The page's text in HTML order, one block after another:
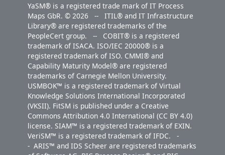
YaSM® is a registered trade mark of IT Process
Maps GbR. © 2026 -- ITIL® and IT Infrastructure
Library® are registered trademarks of the
PeopleCert group. -- COBIT® is a registered
trademark of ISACA. ISO/IEC 20000® is a
registered trademark of ISO. CMMI® and
Capability Maturity Model® are registered
trademarks of Carnegie Mellon University.
USMBOK™ is a registered trademark of Virtual
Knowledge Solutions International Incorporated
(VKSII). FitSM is published under a Creative
Commons Attribution 4.0 International (CC BY 4.0)
license. SIAM™ is a registered trademark of EXIN.
VeriSM™ is a registered trademark of IFDC. -
- ARIS™ and IDS Scheer are registered trademarks